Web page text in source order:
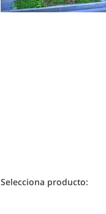
Selecciona producto: